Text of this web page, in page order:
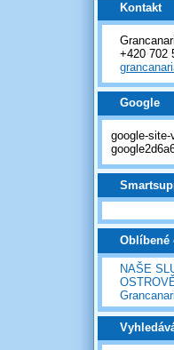
Kontakt
+420 702
Google
google-
Oblíbené
NAŠE